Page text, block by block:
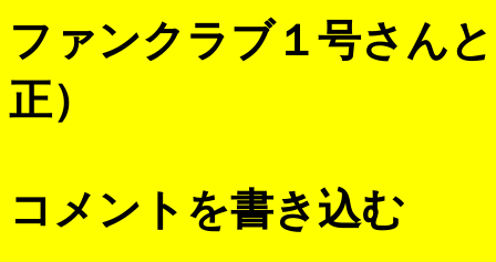
ファンクラブ１号さん
正）
コメントを書き込む